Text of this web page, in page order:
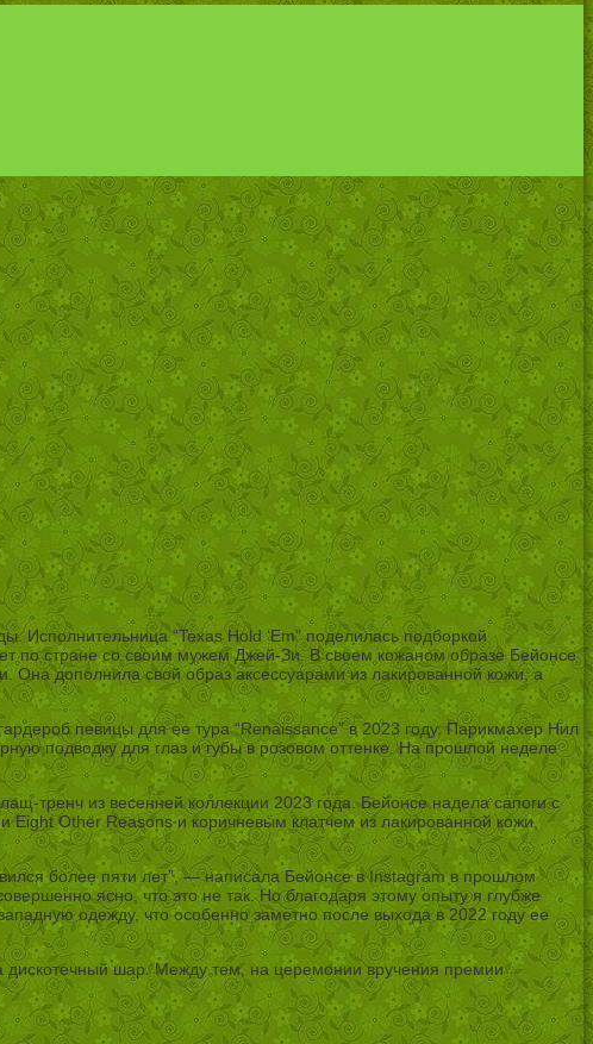
Исполнительница “Texas Hold ‘Em” поделилась подборкой
по стране со своим мужем Джей-Зи. В своем кожаном образе Бейонсе
дополнила свой образ аксессуарами из лакированной кожи, а
певицы для ее тура “Renaissance” в 2023 году. Парикмахер Нил
подводку для глаз и губы в розовом оттенке. На прошлой неделе
тренч из весенней коллекции 2023 года. Бейонсе надела сапоги с
Other Reasons и коричневым клатчем из лакированной кожи,
более пяти лет”, — написала Бейонсе в Instagram в прошлом
ясно, что это не так. Но благодаря этому опыту я глубже
одежду, что особенно заметно после выхода в 2022 году ее
дискотечный шар. Между тем, на церемонии вручения премии